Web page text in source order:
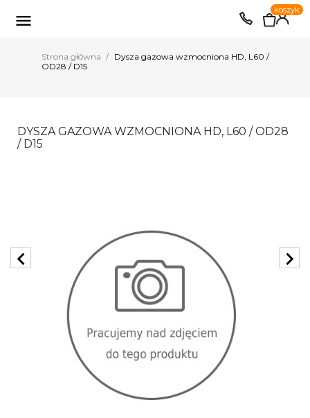
EUR PLN

0
koszyk
Strona główna
Dysza gazowa wzmocniona HD, L60 /
OD28 / D15
DYSZA GAZOWA WZMOCNIONA HD, L60 / OD28
/ D15
chevron_left chevron_right